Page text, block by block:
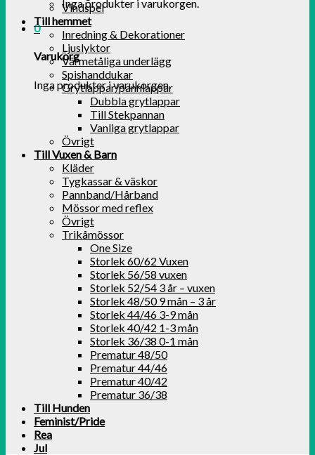
Inga produkter i varukorgen.
0
Varukorg
Inga produkter i varukorgen.
Vindspel
Till hemmet
Inredning & Dekorationer
Ljuslyktor
Värmetåliga underlägg
Spishanddukar
Grytlappar/pannlappar
Dubbla grytlappar
Till Stekpannan
Vanliga grytlappar
Övrigt
Till Vuxen & Barn
Kläder
Tygkassar & väskor
Pannband/Hårband
Mössor med reflex
Övrigt
Trikåmössor
One Size
Storlek 60/62 Vuxen
Storlek 56/58 vuxen
Storlek 52/54 3 år – vuxen
Storlek 48/50 9 mån – 3 år
Storlek 44/46 3-9 mån
Storlek 40/42 1-3 mån
Storlek 36/38 0-1 mån
Prematur 48/50
Prematur 44/46
Prematur 40/42
Prematur 36/38
Till Hunden
Feminist/Pride
Rea
Jul